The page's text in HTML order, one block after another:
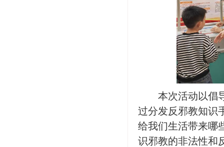
本次活动以倡
过分发反邪教知识
给我们生活带来哪
识邪教的非法性和